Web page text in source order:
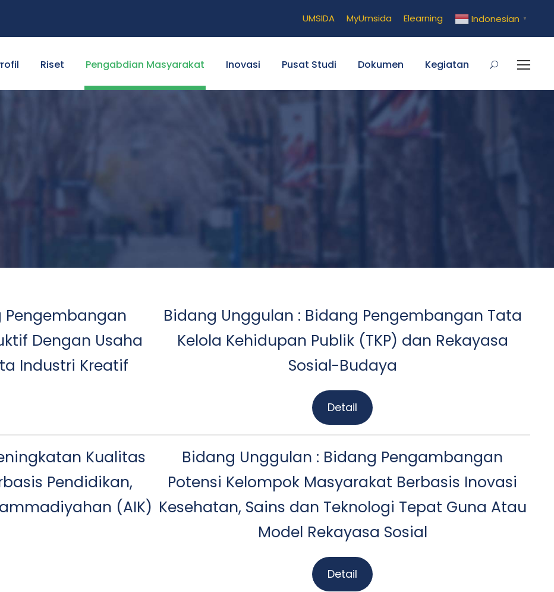
UMSIDA MyUmsida Elearning Indonesian ▼
Riset Pengabdian Masyarakat Inovasi Pusat Studi Dokumen Kegiatan
Pengembangan
Dengan Usaha
Industri Kreatif
Bidang Unggulan : Bidang Pengembangan Tata
Kelola Kehidupan Publik (TKP) dan Rekayasa
Sosial-Budaya
Detail
Kualitas
Pendidikan,
(AIK)
Bidang Unggulan : Bidang Pengambangan
Potensi Kelompok Masyarakat Berbasis Inovasi
Kesehatan, Sains dan Teknologi Tepat Guna Atau
Model Rekayasa Sosial
Detail